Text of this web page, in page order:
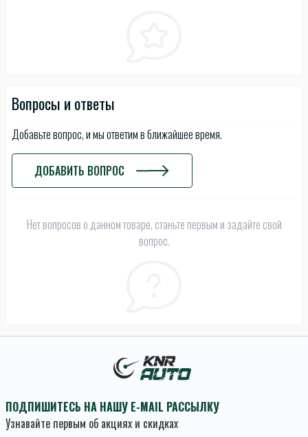
Вопросы и ответы
Добавьте вопрос, и мы ответим в ближайшее время.
ДОБАВИТЬ ВОПРОС
Нет вопросов о данном товаре, станьте первым и задайте свой
вопрос.
ПОДПИШИТЕСЬ НА НАШУ E-MAIL РАССЫЛКУ
Узнавайте первым об акциях и скидках